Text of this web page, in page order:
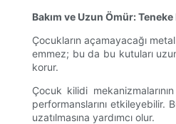
Bakım ve Uzun Ömür:
Çocukların açamayacağı
emmez; bu da bu kutuları
korur.
Çocuk kilidi
performanslarını etkileyebilir.
uzatılmasına yardımcı olur.